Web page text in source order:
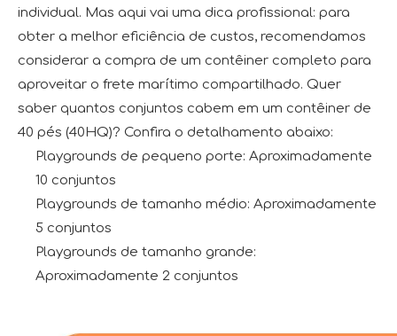
individual. Mas aqui vai uma dica profissional: para
obter a melhor eficiência de custos, recomendamos
considerar a compra de um contêiner completo para
aproveitar o frete marítimo compartilhado. Quer
saber quantos conjuntos cabem em um contêiner de
40 pés (40HQ)? Confira o detalhamento abaixo:
Playgrounds de pequeno porte: Aproximadamente
10 conjuntos
Playgrounds de tamanho médio: Aproximadamente
5 conjuntos
Playgrounds de tamanho grande:
Aproximadamente 2 conjuntos